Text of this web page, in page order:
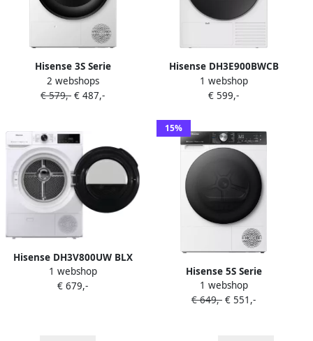
Hisense 3S Serie
DH3S902BW3 Wasdroger
met A+++ Energielabel
Trommelverlichting
AutoDry Quick Dry Allergy
Care
2 webshops
€ 579,- € 487,-
Hisense DH3E900BWCB
Warmtepompdroger Wit
1 webshop
€ 599,-
Hisense DH3V800UW BLX
Warmtepompdroger Wit
1 webshop
€ 679,-
15%
Hisense 5S Serie
DH5S102BW Wasdroger met
Energielabel C
1 webshop
€ 649,- € 551,-